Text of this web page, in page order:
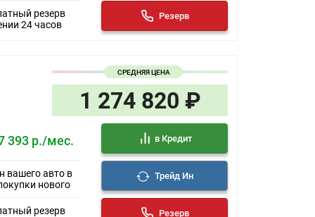
сидений
автомобилем
резерв
24 часов
Резерв
СРЕДНЯЯ ЦЕНА
1 274 820 ₽
393 р./мес. в Кредит
вашего авто в
нового
Трейд Ин
резерв
Резерв